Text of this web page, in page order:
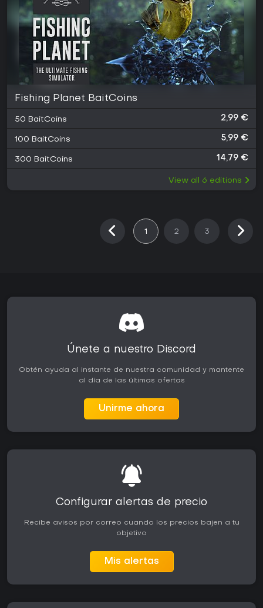
Fishing Planet BaitCoins
50 BaitCoins 2,99 €
100 BaitCoins 5,99 €
300 BaitCoins 14,79 €
View all 6 editions
1 2 3
Únete a nuestro Discord
Obtén ayuda al instante de nuestra comunidad y mantente
al día de las últimas ofertas
Unirme ahora
Configurar alertas de precio
Recibe avisos por correo cuando los precios bajen a tu
objetivo
Mis alertas